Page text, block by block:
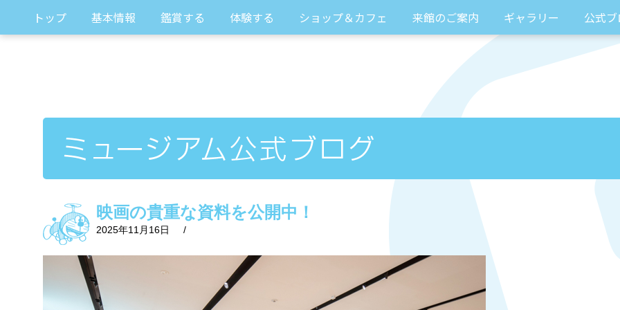
トップ 基本情報 鑑賞する 体験する ショップ＆カフェ 来館のご案内 ギャラリー 公式
映画の貴重な資料を公開中！
2025年11月16日 /